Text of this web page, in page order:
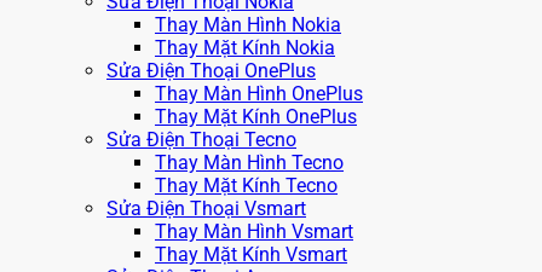
Thay Màn Hình Nokia
Thay Mặt Kính Nokia
Sửa Điện Thoại OnePlus
Thay Màn Hình OnePlus
Thay Mặt Kính OnePlus
Sửa Điện Thoại Tecno
Thay Màn Hình Tecno
Thay Mặt Kính Tecno
Sửa Điện Thoại Vsmart
Thay Màn Hình Vsmart
Thay Mặt Kính Vsmart